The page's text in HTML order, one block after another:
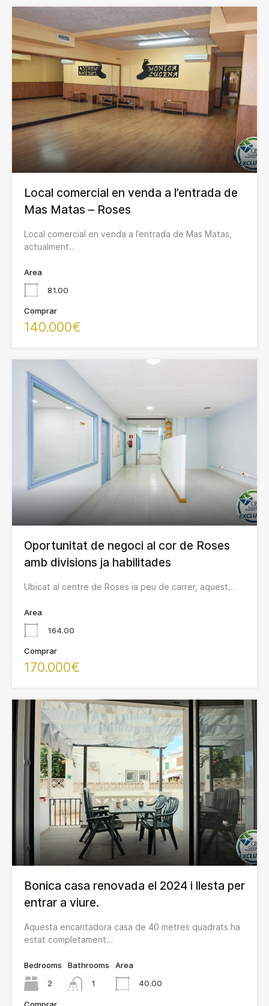
Local comercial en venda a l’entrada de
Mas Matas – Roses
Local comercial en venda a l’entrada de Mas Matas,
actualment…
Area
81.00
Comprar
140.000€
Oportunitat de negoci al cor de Roses
amb divisions ja habilitades
Ubicat al centre de Roses ia peu de carrer, aquest…
Area
164.00
Comprar
170.000€
Bonica casa renovada el 2024 i llesta per
entrar a viure.
Aquesta encantadora casa de 40 metres quadrats ha
estat completament…
Bedrooms
2
Bathrooms
1
Area
40.00
Comprar